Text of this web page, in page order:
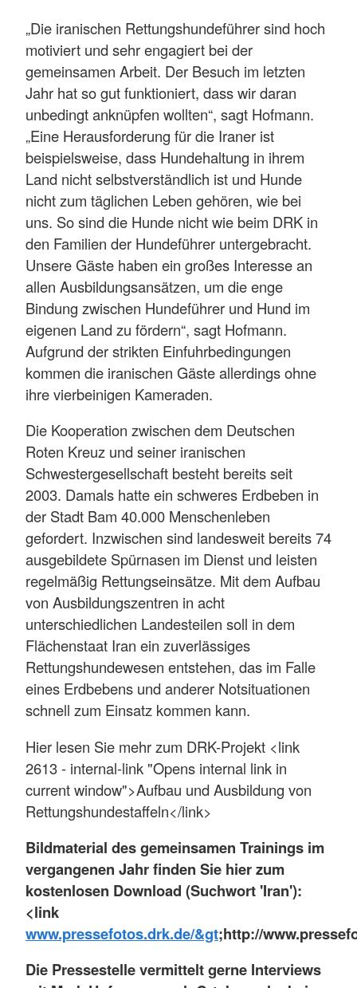
„Die iranischen Rettungshundeführer sind hoch
motiviert und sehr engagiert bei der
gemeinsamen Arbeit. Der Besuch im letzten
Jahr hat so gut funktioniert, dass wir daran
unbedingt anknüpfen wollten“, sagt Hofmann.
„Eine Herausforderung für die Iraner ist
beispielsweise, dass Hundehaltung in ihrem
Land nicht selbstverständlich ist und Hunde
nicht zum täglichen Leben gehören, wie bei
uns. So sind die Hunde nicht wie beim DRK in
den Familien der Hundeführer untergebracht.
Unsere Gäste haben ein großes Interesse an
allen Ausbildungsansätzen, um die enge
Bindung zwischen Hundeführer und Hund im
eigenen Land zu fördern“, sagt Hofmann.
Aufgrund der strikten Einfuhrbedingungen
kommen die iranischen Gäste allerdings ohne
ihre vierbeinigen Kameraden.
Die Kooperation zwischen dem Deutschen
Roten Kreuz und seiner iranischen
Schwestergesellschaft besteht bereits seit
2003. Damals hatte ein schweres Erdbeben in
der Stadt Bam 40.000 Menschenleben
gefordert. Inzwischen sind landesweit bereits 74
ausgebildete Spürnasen im Dienst und leisten
regelmäßig Rettungseinsätze. Mit dem Aufbau
von Ausbildungszentren in acht
unterschiedlichen Landesteilen soll in dem
Flächenstaat Iran ein zuverlässiges
Rettungshundewesen entstehen, das im Falle
eines Erdbebens und anderer Notsituationen
schnell zum Einsatz kommen kann.
Hier lesen Sie mehr zum DRK-Projekt <link
2613 - internal-link "Opens internal link in
current window">Aufbau und Ausbildung von
Rettungshundestaffeln</link>
Bildmaterial des gemeinsamen Trainings im
vergangenen Jahr finden Sie hier zum
kostenlosen Download (Suchwort 'Iran'):
<link
www.pressefotos.drk.de/&gt;http://
Die Pressestelle vermittelt gerne Interviews